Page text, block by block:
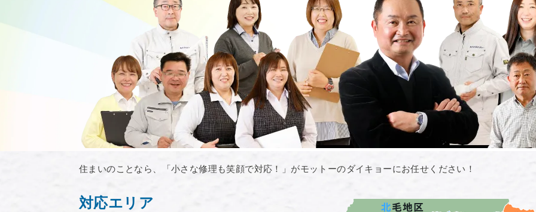
住まいのことなら、「小さな修理も笑顔で対応！」がモットーのダイキョーにお任せください！
対応エリア